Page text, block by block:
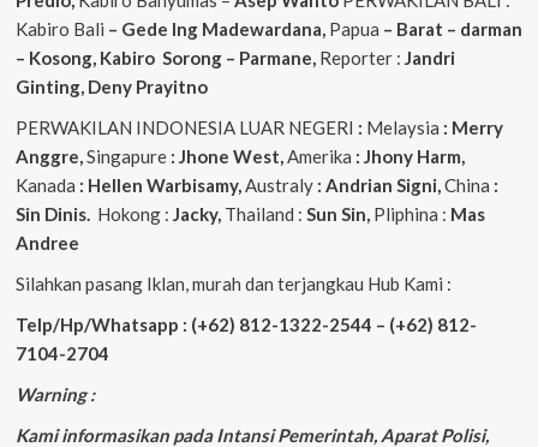
Kabiro Bali – Gede Ing Madewardana, Papua – Barat – darman
– Kosong, Kabiro Sorong – Parmane, Reporter : Jandri
Ginting, Deny Prayitno
PERWAKILAN INDONESIA LUAR NEGERI : Melaysia : Merry
Anggre,Singapure: Jhone West,Amerika : Jhony Harm,
Kanada : Hellen Warbisamy,Australy : Andrian Signi,China :
Sin Dinis. Hokong : Jacky, Thailand : Sun Sin, Pliphina : Mas
Andree
Silahkan pasang Iklan, murah dan terjangkau Hub Kami :
Telp/Hp/Whatsapp : (+62) 812-1322-2544 – (+62) 812-
7104-2704
Warning :
Kami informasikan pada Intansi Pemerintah, Aparat Polisi,